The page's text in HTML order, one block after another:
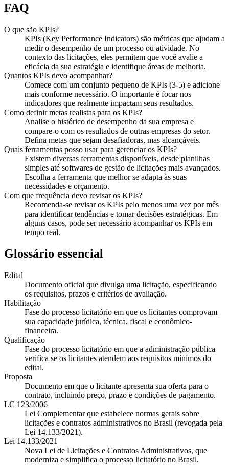
FAQ
O que são KPIs?
KPIs (Key Performance Indicators) são métricas que ajudam a
medir o desempenho de um processo ou atividade. No
contexto das licitações, eles permitem que você avalie a
eficácia da sua estratégia e identifique áreas de melhoria.
Quantos KPIs devo acompanhar?
Comece com um conjunto pequeno de KPIs (3-5) e adicione
mais conforme necessário. O importante é focar nos
indicadores que realmente impactam seus resultados.
Como definir metas realistas para os KPIs?
Analise o histórico de desempenho da sua empresa e
compare-o com os resultados de outras empresas do setor.
Defina metas que sejam desafiadoras, mas alcançáveis.
Quais ferramentas posso usar para gerenciar os KPIs?
Existem diversas ferramentas disponíveis, desde planilhas
simples até softwares de gestão de licitações mais avançados.
Escolha a ferramenta que melhor se adapta às suas
necessidades e orçamento.
Com que frequência devo revisar os KPIs?
Recomenda-se revisar os KPIs pelo menos uma vez por mês
para identificar tendências e tomar decisões estratégicas. Em
alguns casos, pode ser necessário acompanhar os KPIs em
tempo real.
Glossário essencial
Edital
Documento oficial que divulga uma licitação, especificando
os requisitos, prazos e critérios de avaliação.
Habilitação
Fase do processo licitatório em que os licitantes comprovam
sua capacidade jurídica, técnica, fiscal e econômico-
financeira.
Qualificação
Fase do processo licitatório em que a administração pública
verifica se os licitantes atendem aos requisitos mínimos do
edital.
Proposta
Documento em que o licitante apresenta sua oferta para o
contrato, incluindo preço, prazo e condições de pagamento.
LC 123/2006
Lei Complementar que estabelece normas gerais sobre
licitações e contratos administrativos no Brasil (revogada pela
Lei 14.133/2021).
Lei 14.133/2021
Nova Lei de Licitações e Contratos Administrativos, que
moderniza e simplifica o processo licitatório no Brasil.